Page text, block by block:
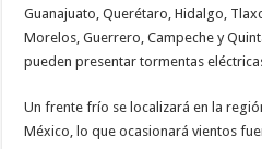
Guanajuato, Querétaro, Hidalgo,
Morelos, Guerrero, Campeche y
pueden presentar tormentas
Un frente frío se localizará en la
México, lo que ocasionará vientos